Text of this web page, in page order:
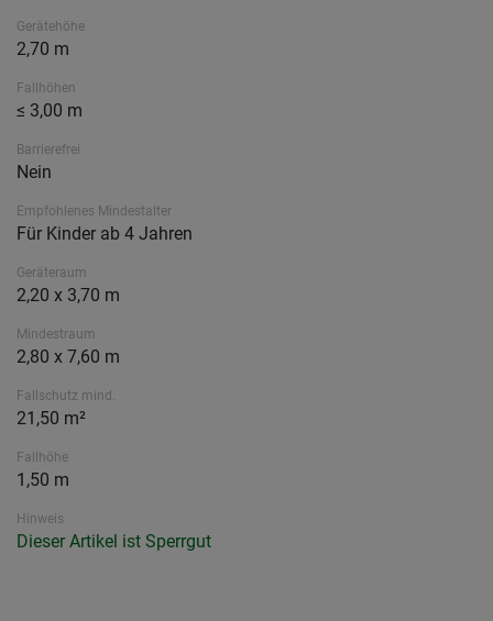
Gerätehöhe
2,70 m
Fallhöhen
≤ 3,00 m
Barrierefrei
Nein
Empfohlenes Mindestalter
Für Kinder ab 4 Jahren
Geräteraum
2,20 x 3,70 m
Mindestraum
2,80 x 7,60 m
Fallschutz mind.
21,50 m²
Fallhöhe
1,50 m
Hinweis
Dieser Artikel ist Sperrgut